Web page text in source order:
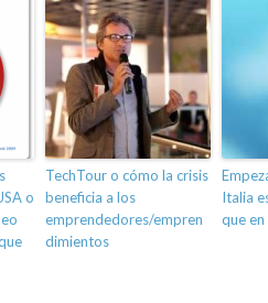
o
TechTour o cómo la crisis
beneficia a los
emprendedores/empren
dimientos
Italia
que en